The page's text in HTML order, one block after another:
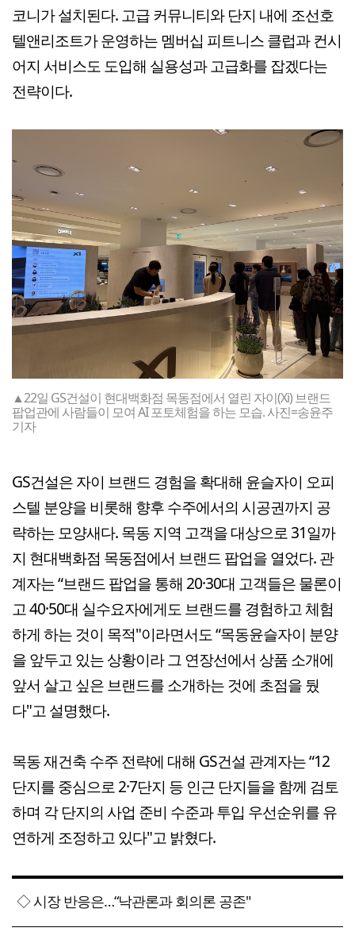
코니가 설치된다. 고급 커뮤니티와 단지 내에 조선호
텔앤리조트가 운영하는 멤버십 피트니스 클럽과 컨시
어지 서비스도 도입해 실용성과 고급화를 잡겠다는
전략이다.
▲22일 GS건설이 현대백화점 목동점에서 열린 자이(Xi) 브랜드
팝업관에 사람들이 모여 AI 포토체험을 하는 모습. 사진=송윤주
기자
GS건설은 자이 브랜드 경험을 확대해 윤슬자이 오피
스텔 분양을 비롯해 향후 수주에서의 시공권까지 공
략하는 모양새다. 목동 지역 고객을 대상으로 31일까
지 현대백화점 목동점에서 브랜드 팝업을 열었다. 관
계자는 “브랜드 팝업을 통해 20·30대 고객들은 물론이
고 40·50대 실수요자에게도 브랜드를 경험하고 체험
하게 하는 것이 목적"이라면서도 “목동윤슬자이 분양
을 앞두고 있는 상황이라 그 연장선에서 상품 소개에
앞서 살고 싶은 브랜드를 소개하는 것에 초점을 뒀
다"고 설명했다.
목동 재건축 수주 전략에 대해 GS건설 관계자는 “12
단지를 중심으로 2·7단지 등 인근 단지들을 함께 검토
하며 각 단지의 사업 준비 수준과 투입 우선순위를 유
연하게 조정하고 있다"고 밝혔다.
◇ 시장 반응은…“낙관론과 회의론 공존"